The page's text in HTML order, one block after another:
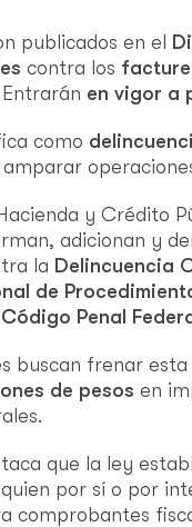
publicados en el
contra los
en vigor a
como
y Crédito
adicionan y
la Delincuencia
de
Penal
buscan frenar
de pesos en
que la ley
por sí o por
comprobantes